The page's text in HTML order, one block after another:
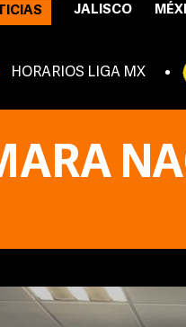
JALISCO
HORARIOS LIGA MX